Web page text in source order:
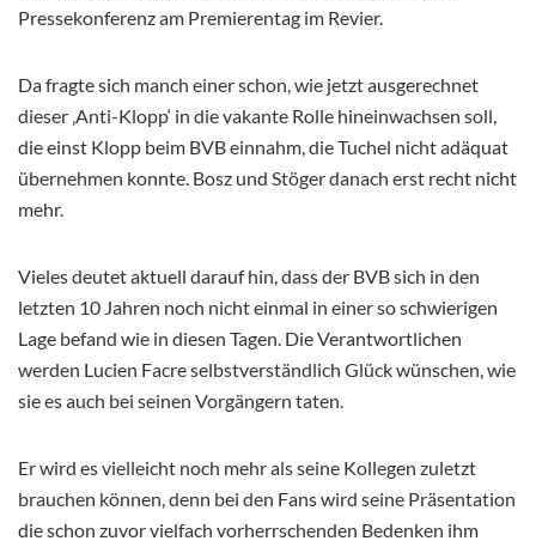
Pressekonferenz am Premierentag im Revier.
Da fragte sich manch einer schon, wie jetzt ausgerechnet
dieser ‚Anti-Klopp‘ in die vakante Rolle hineinwachsen soll,
die einst Klopp beim BVB einnahm, die Tuchel nicht adäquat
übernehmen konnte. Bosz und Stöger danach erst recht nicht
mehr.
Vieles deutet aktuell darauf hin, dass der BVB sich in den
letzten 10 Jahren noch nicht einmal in einer so schwierigen
Lage befand wie in diesen Tagen. Die Verantwortlichen
werden Lucien Facre selbstverständlich Glück wünschen, wie
sie es auch bei seinen Vorgängern taten.
Er wird es vielleicht noch mehr als seine Kollegen zuletzt
brauchen können, denn bei den Fans wird seine Präsentation
die schon zuvor vielfach vorherrschenden Bedenken ihm